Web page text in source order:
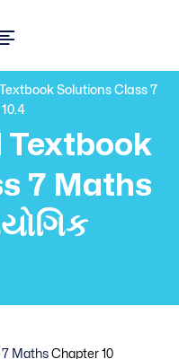
Solutions Class 7
Textbook
7 Maths
7 Maths Chapter 10